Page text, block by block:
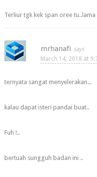
Terliur tgk kek span oree tu..lama
mrhanafi
March 14, 2018 at
ternyata sangat menyelerakan...
kalau dapat isteri pandai buat..
Fuh !..
bertuah sungguh badan ini ..